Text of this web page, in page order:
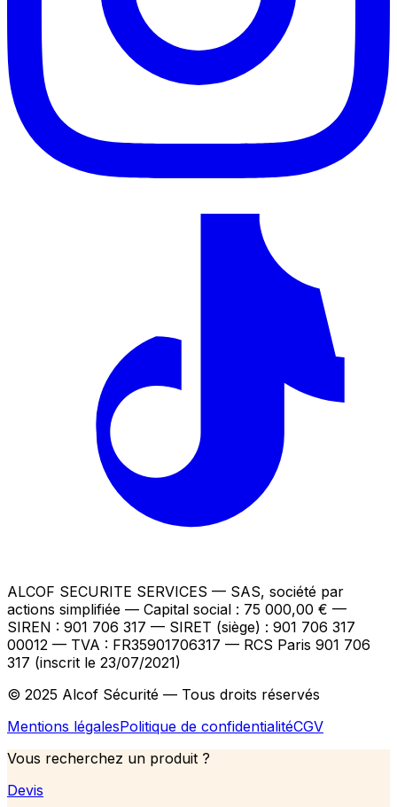
ALCOF SECURITE SERVICES — SAS, société par
actions simplifiée — Capital social : 75 000,00 € —
SIREN : 901 706 317 — SIRET (siège) : 901 706 317
00012 — TVA : FR35901706317 — RCS Paris 901 706
317 (inscrit le 23/07/2021)
© 2025 Alcof Sécurité — Tous droits réservés
Mentions légalesPolitique de confidentialitéCGV
Vous recherchez un produit ?
Devis